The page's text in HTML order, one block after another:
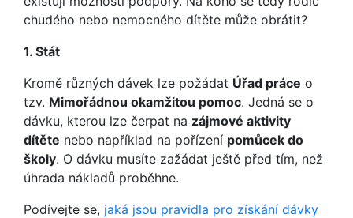
chudého nebo nemocného dítěte může obrátit?
1. Stát
Kromě různých dávek lze požádat Úřad práce o
tzv. Mimořádnou okamžitou pomoc. Jedná se o
dávku, kterou lze čerpat na zájmové aktivity
dítěte nebo například na pořízení pomůcek do
školy. O dávku musíte zažádat ještě před tím, než
úhrada nákladů proběhne.
Podívejte se, jaká jsou pravidla pro získání dávky